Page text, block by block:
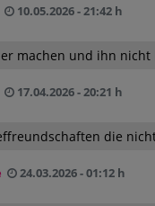
10.05.2026 - 21:42 h
machen und ihn
17.04.2026 - 20:21 h
die
24.03.2026 - 01:12 h